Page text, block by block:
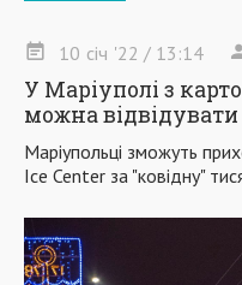
10 січ '22 / 13:14
У Маріуполі з
можна
Маріупольці зможуть
Ice Center за "ковідну"